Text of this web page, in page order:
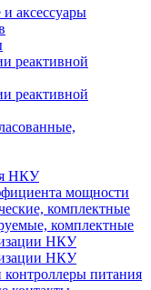
аксессуары
реактивной
реактивной
НКУ
мощности
комплектные
комплектные
НКУ
НКУ
питания